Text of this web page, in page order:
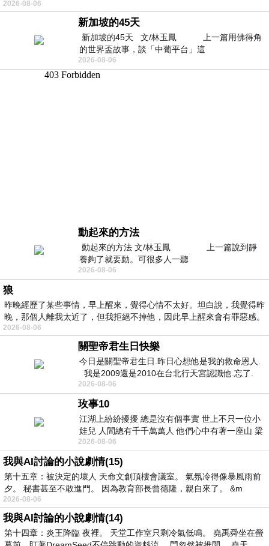
2026-08-06
新加坡的45天
新加坡的45天 文/林玉鳳 上一篇用佛得角
的世界盃故事，談「中葡平台」這
2026-08-06
動起來的方法
動起來的方法 文/林玉鳳 上一篇說到靜
養夠了就要動。可很多人一聽
2026-08-06
狼
昨晚經歷了某些事情，早上醒來，覺得心情不太好。坦白說，我覺得昨
晚，那個人離我太近了，但我拒絕不掉他，因此早上醒來會有罪惡感。
2026-08-06
關聖帝君生日快樂
今日是關聖帝君生日.昨日心想他是我的救命恩人.
我是2009還是2010在台北行天宮認識他.忘了.
一個奇摩交友的網友學
2026-08-06
玫事10
江湖上紛紛擾擾 總是沒有個事實 世上不只一位小
娃兒 人間總有千千萬萬人 他們心中有著一座山 梁
山佛山泰華衡恆嵩 一山之高
2026-08-06
我與AI討論的小說劇情(15)
第十五章：被決定的壞人 天命文創頂樓會議室。 氣氛冷得像暴風雨前
夕。 秘書甚至不敢進門。 因為教育部長曾德隆，親自來了。 &m
2026-08-06
我與AI討論的小說劇情(14)
第十四章：炎王降臨 夜裡。 天堂工作室只剩冷氣低鳴。 堯禹舜坐在螢